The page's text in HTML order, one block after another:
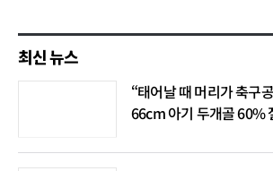
최신 뉴스
“태어날 때 머리가 축구
66cm 아기 두개골 60%